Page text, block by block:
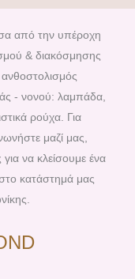
r
t
u
b
από την υπέροχη
& διακόσμησης
- νονού: λαμπάδα,
ρούχα. Για
μαζί μας,
να κλείσουμε ένα
κατάστημά μας